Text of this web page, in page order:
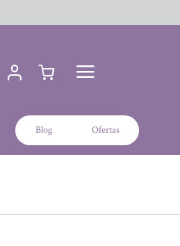
Blog Ofertas